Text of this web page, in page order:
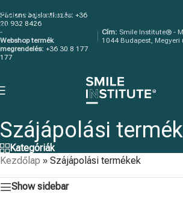
Skip to navigation
Skip to main content
Páciens bejelentkezés: +36
20 932 8426
-
Webshop termék
megrendelés: +36 30 8 177
177
Cím: Smile Institute® -
1044 Budapest, Megyeri
Szájápolási
Kategóriák
Kezdőlap » Szájápolási termékek
Show sidebar